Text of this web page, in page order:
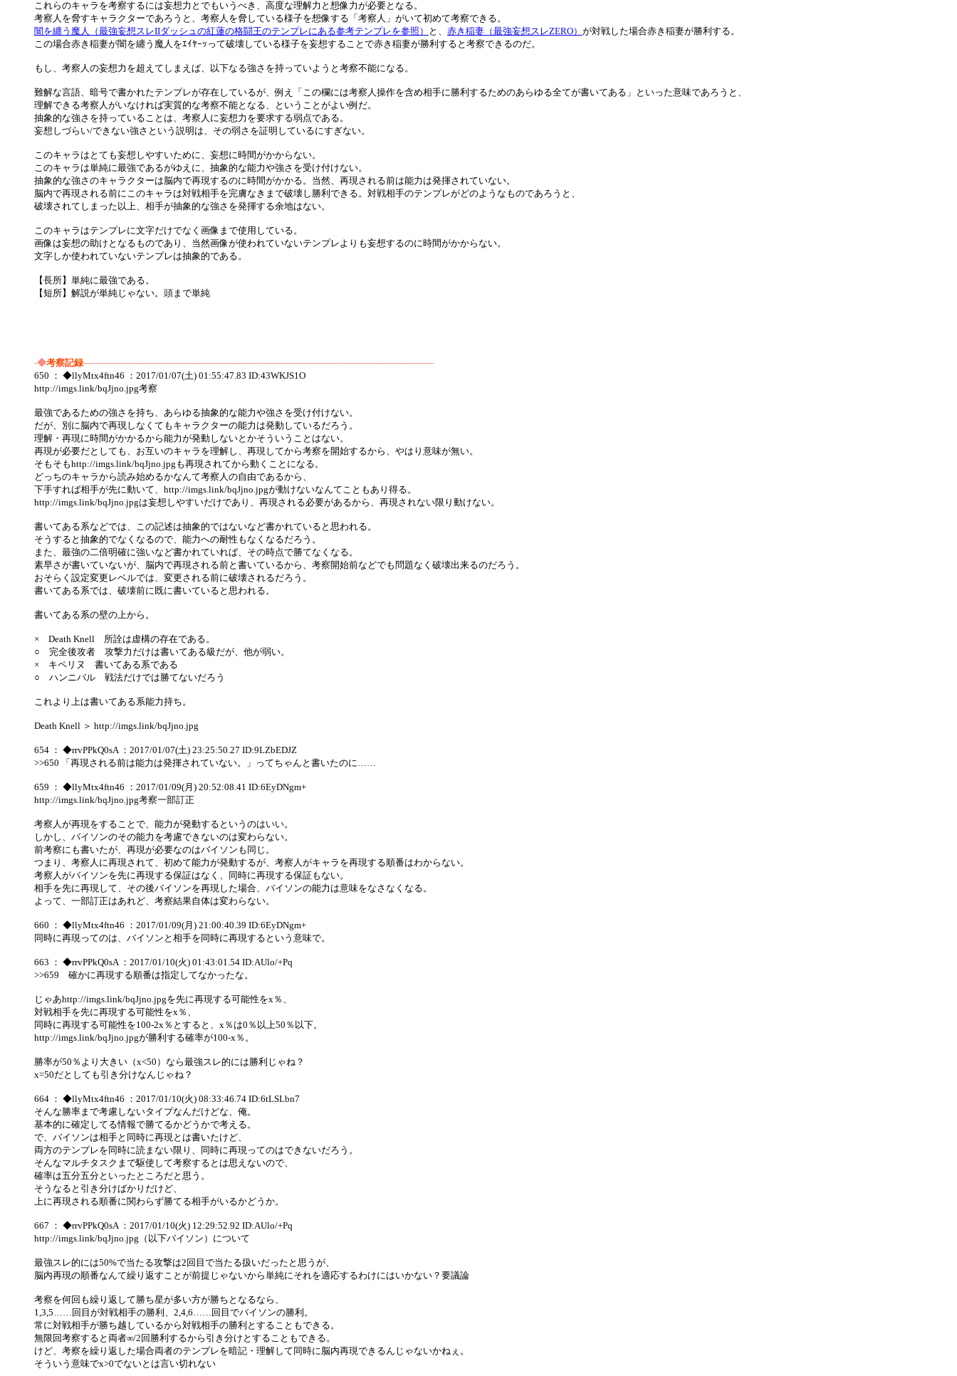
これらのキャラを考察するには妄想力とでもいうべき、高度な理解力と想像力が必要となる。
考察人を脅すキャラクターであろうと、考察人を脅している様子を想像する「考察人」がいて初めて考察できる。
闇を纏う魔人（最強妄想スレIIダッシュの紅蓮の格闘王のテンプレにある参考テンプレを参照）
と、 赤き稲妻（最強妄想スレZERO） が対戦した場合赤き稲妻が勝利する。
この場合赤き稲妻が闇を纏う魔人をｴｲﾔｰｯって破壊している様子を妄想することで赤き稲妻が勝利すると考察できるのだ。
もし、考察人の妄想力を超えてしまえば、以下なる強さを持っていようと考察不能になる。
難解な言語、暗号で書かれたテンプレが存在しているが、例え「この欄には考察人操作を含め相手に勝利するためのあらゆる全てが書いてある」といった意味であろうと、
理解できる考察人がいなければ実質的な考察不能となる、ということがよい例だ。
抽象的な強さを持っていることは、考察人に妄想力を要求する弱点である。
妄想しづらい/できない強さという説明は、その弱さを証明しているにすぎない。
このキャラはとても妄想しやすいために、妄想に時間がかからない。
このキャラは単純に最強であるがゆえに、抽象的な能力や強さを受け付けない。
抽象的な強さのキャラクターは脳内で再現するのに時間がかかる。当然、再現される前は能力は発揮されていない。
脳内で再現される前にこのキャラは対戦相手を完膚なきまで破壊し勝利できる。対戦相手のテンプレがどのようなものであろうと、
破壊されてしまった以上、相手が抽象的な強さを発揮する余地はない。
このキャラはテンプレに文字だけでなく画像まで使用している。
画像は妄想の助けとなるものであり、当然画像が使われていないテンプレよりも妄想するのに時間がかからない。
文字しか使われていないテンプレは抽象的である。
【長所】単純に最強である。
【短所】解説が単純じゃない。頭まで単純
-◆考察記録---------------------------------------------------------------------------------------------------------------------------
650 ： ◆llyMtx4ftn46 ：2017/01/07(土) 01:55:47.83 ID:43WKJS1O
http://imgs.link/bqJjno.jpg考察
最強であるための強さを持ち、あらゆる抽象的な能力や強さを受け付けない。
だが、別に脳内で再現しなくてもキャラクターの能力は発動しているだろう。
理解・再現に時間がかかるから能力が発動しないとかそういうことはない。
再現が必要だとしても、お互いのキャラを理解し、再現してから考察を開始するから、やはり意味が無い。
そもそもhttp://imgs.link/bqJjno.jpgも再現されてから動くことになる。
どっちのキャラから読み始めるかなんて考察人の自由であるから、
下手すれば相手が先に動いて、http://imgs.link/bqJjno.jpgが動けないなんてこともあり得る。
http://imgs.link/bqJjno.jpgは妄想しやすいだけであり、再現される必要があるから、再現されない限り動けない。
書いてある系などでは、この記述は抽象的ではないなど書かれていると思われる。
そうすると抽象的でなくなるので、能力への耐性もなくなるだろう。
また、最強の二倍明確に強いなど書かれていれば、その時点で勝てなくなる。
素早さが書いていないが、脳内で再現される前と書いているから、考察開始前などでも問題なく破壊出来るのだろう。
おそらく設定変更レベルでは、変更される前に破壊されるだろう。
書いてある系では、破壊前に既に書いていると思われる。
書いてある系の壁の上から。
× Death Knell 所詮は虚構の存在である。
○ 完全後攻者 攻撃力だけは書いてある級だが、他が弱い。
× キペリヌ 書いてある系である
○ ハンニバル 戦法だけでは勝てないだろう
これより上は書いてある系能力持ち。
Death Knell ＞ http://imgs.link/bqJjno.jpg
654 ： ◆rrvPPkQ0sA ：2017/01/07(土) 23:25:50.27 ID:9LZbEDJZ
>>650 「再現される前は能力は発揮されていない。」ってちゃんと書いたのに……
659 ： ◆llyMtx4ftn46 ：2017/01/09(月) 20:52:08.41 ID:6EyDNgm+
http://imgs.link/bqJjno.jpg考察一部訂正
考察人が再現をすることで、能力が発動するというのはいい。
しかし、バイソンのその能力を考慮できないのは変わらない。
前考察にも書いたが、再現が必要なのはバイソンも同じ。
つまり、考察人に再現されて、初めて能力が発動するが、考察人がキャラを再現する順番はわからない。
考察人がバイソンを先に再現する保証はなく、同時に再現する保証もない。
相手を先に再現して、その後バイソンを再現した場合、バイソンの能力は意味をなさなくなる。
よって、一部訂正はあれど、考察結果自体は変わらない。
660 ： ◆llyMtx4ftn46 ：2017/01/09(月) 21:00:40.39 ID:6EyDNgm+
同時に再現ってのは、バイソンと相手を同時に再現するという意味で。
663 ： ◆rrvPPkQ0sA ：2017/01/10(火) 01:43:01.54 ID:AUlo/+Pq
>>659 確かに再現する順番は指定してなかったな。
じゃあhttp://imgs.link/bqJjno.jpgを先に再現する可能性をx％、
対戦相手を先に再現する可能性をx％、
同時に再現する可能性を100-2x％とすると、x％は0％以上50％以下。
http://imgs.link/bqJjno.jpgが勝利する確率が100-x％。
勝率が50％より大きい（x<50）なら最強スレ的には勝利じゃね？
x=50だとしても引き分けなんじゃね？
664 ： ◆llyMtx4ftn46 ：2017/01/10(火) 08:33:46.74 ID:6tLSLbn7
そんな勝率まで考慮しないタイプなんだけどな、俺。
基本的に確定してる情報で勝てるかどうかで考える。
で、バイソンは相手と同時に再現とは書いたけど、
両方のテンプレを同時に読まない限り、同時に再現ってのはできないだろう。
そんなマルチタスクまで駆使して考察するとは思えないので、
確率は五分五分といったところだと思う。
そうなると引き分けばかりだけど、
上に再現される順番に関わらず勝てる相手がいるかどうか。
667 ： ◆rrvPPkQ0sA ：2017/01/10(火) 12:29:52.92 ID:AUlo/+Pq
http://imgs.link/bqJjno.jpg（以下バイソン）について
最強スレ的には50%で当たる攻撃は2回目で当たる扱いだったと思うが、
脳内再現の順番なんて繰り返すことが前提じゃないから単純にそれを適応するわけにはいかない？要議論
考察を何回も繰り返して勝ち星が多い方が勝ちとなるなら、
1,3,5……回目が対戦相手の勝利、2,4,6……回目でバイソンの勝利。
常に対戦相手が勝ち越しているから対戦相手の勝利とすることもできる。
無限回考察すると両者∞/2回勝利するから引き分けとすることもできる。
けど、考察を繰り返した場合両者のテンプレを暗記・理解して同時に脳内再現できるんじゃないかねぇ。
そういう意味でx>0でないとは言い切れない